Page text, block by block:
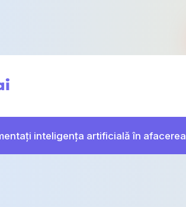
inteligența artificială în